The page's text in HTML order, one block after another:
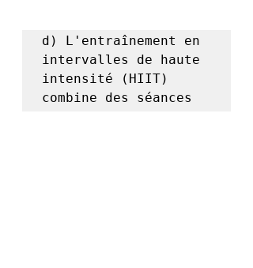
d) L'entraînement en
intervalles de haute
intensité (HIIT)
combine des séances